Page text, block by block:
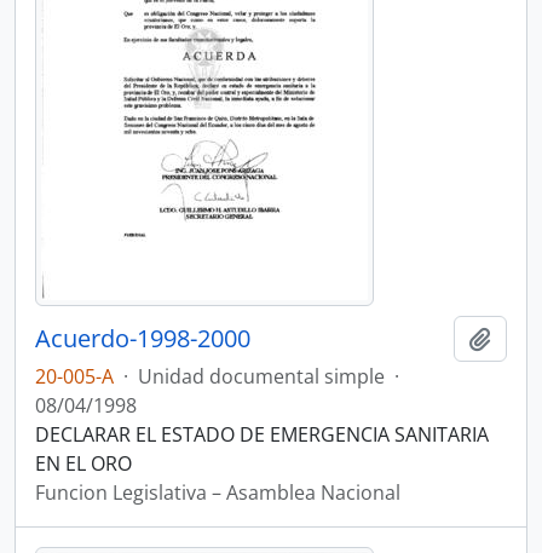
Acuerdo-1998-2000
20-005-A · Unidad documental simple ·
08/04/1998
DECLARAR EL ESTADO DE EMERGENCIA SANITARIA
EN EL ORO
Funcion Legislativa – Asamblea Nacional